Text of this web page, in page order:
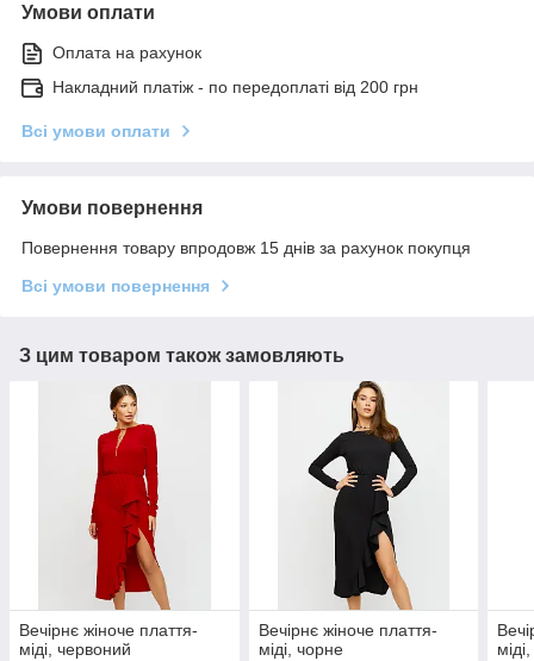
Умови оплати
Оплата на рахунок
Накладний платіж - по передоплаті від 200 грн
Всі умови оплати
Умови повернення
Повернення товару впродовж 15 днів за рахунок покупця
Всі умови повернення
З цим товаром також замовляють
Вечірнє жіноче плаття-
міді, червоний
Вечірнє жіноче плаття-
міді, чорне